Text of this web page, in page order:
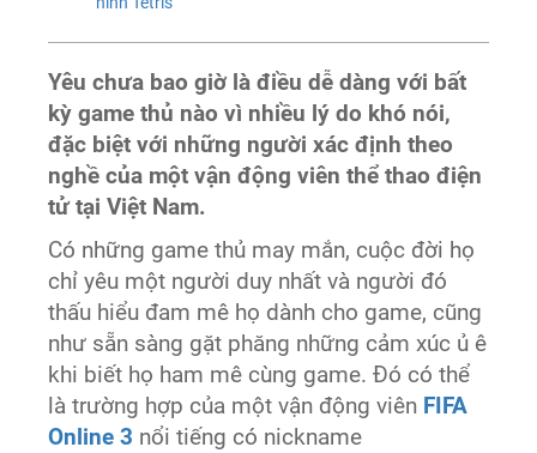
Yêu chưa bao giờ là điều dễ dàng với bất
kỳ game thủ nào vì nhiều lý do khó nói,
đặc biệt với những người xác định theo
nghề của một vận động viên thể thao điện
tử tại Việt Nam.
Có những game thủ may mắn, cuộc đời họ
chỉ yêu một người duy nhất và người đó
thấu hiểu đam mê họ dành cho game, cũng
như sẵn sàng gặt phăng những cảm xúc ủ ê
khi biết họ ham mê cùng game. Đó có thể
là trường hợp của một vận động viên FIFA
Online 3 nổi tiếng có nickname